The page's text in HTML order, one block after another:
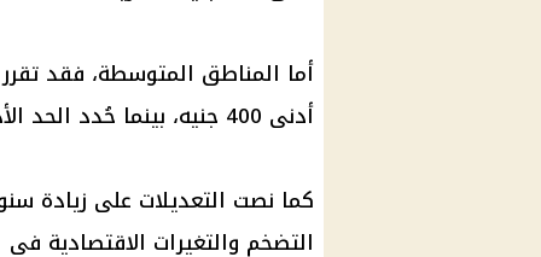
أدنى 400 جنيه، بينما حُدد الحد الأدنى في المناطق الاقتصادية عند 250 جنيهًا.
التضخم والتغيرات الاقتصادية